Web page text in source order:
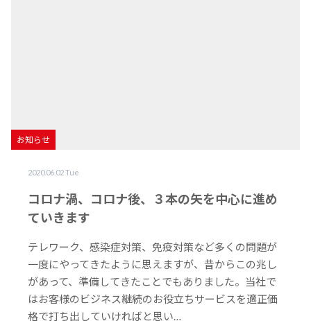
お知らせ
2020.06.02 Tue
コロナ渦、コロナ後、３本の矢を中心に進め
ていきます
テレワーク、感染症対策、免疫対策など多くの問題が
一度にやってきたように思えますが、昔からこの兆し
があって、準備してきたことでもありました。当社で
はお客様のビジネス継続のお役立ちサービスを適正価
格で打ち出していければと思い…